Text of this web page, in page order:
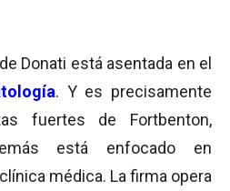
Donati está asentada en el
. Y es precisamente
fuertes de Fortbenton,
está enfocado en
médica. La firma opera